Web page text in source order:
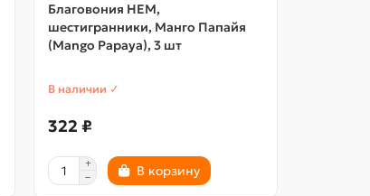
Благовония HEM,
шестигранники, Манго Папайя
(Mango Papaya), 3 шт
В наличии ✓
322 ₽
В корзину